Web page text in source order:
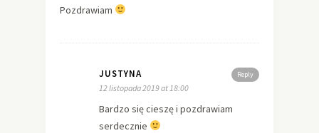
Pozdrawiam
Reply
JUSTYNA
12 listopada 2019 at 18:00
Bardzo się cieszę i pozdrawiam
serdecznie